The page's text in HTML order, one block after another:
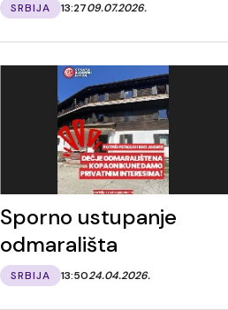
SRBIJA 13:2709.07.2026.
Sporno ustupanje
odmarališta
SRBIJA 13:5024.04.2026.